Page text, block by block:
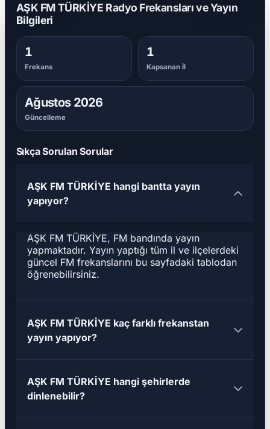
AŞK FM TÜRKİYE Radyo Frekansları ve Yayın
Bilgileri
1
Frekans
1
Kapsanan İl
Ağustos 2026
Güncelleme
Sıkça Sorulan Sorular
AŞK FM TÜRKİYE hangi bantta yayın
yapıyor?
AŞK FM TÜRKİYE, FM bandında yayın
yapmaktadır. Yayın yaptığı tüm il ve ilçelerdeki
güncel FM frekanslarını bu sayfadaki tablodan
öğrenebilirsiniz.
AŞK FM TÜRKİYE kaç farklı frekanstan
yayın yapıyor?
AŞK FM TÜRKİYE hangi şehirlerde
dinlenebilir?